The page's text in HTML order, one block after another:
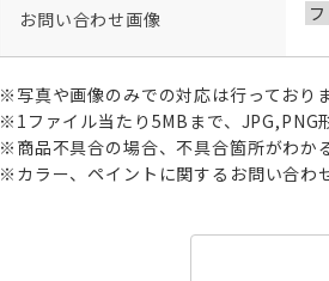
お問い合わせ画像
※写真や画像のみでの対応は行っており
※1ファイル当たり5MBまで、JPG,PNG
※商品不具合の場合、不具合箇所がわか
※カラー、ペイントに関するお問い合わ